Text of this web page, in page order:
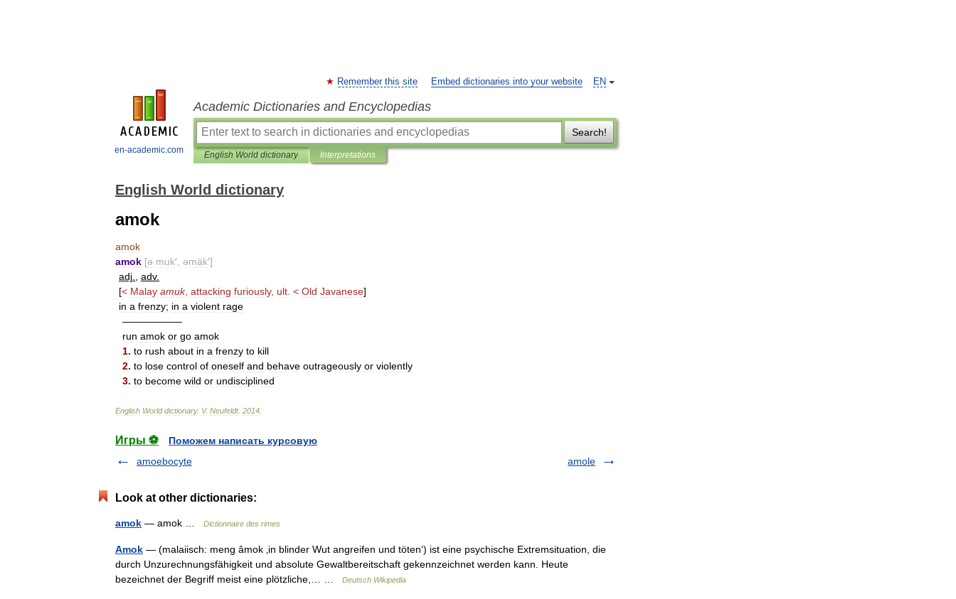
en-academic.com
EN
Remember this site Embed dictionaries into your website
Academic Dictionaries and Encyclopedias
Search!
English World dictionary Interpretations
English World dictionary
amok
amok
amok [ə muk′, əmäk′]
adj
adv.
[< Malay amuk, attacking furiously, ult . < Old Javanese]
in a frenzy; in a violent rage
——————
run amok or go amok
1. to rush about in a frenzy to kill
2. to lose control of oneself and behave outrageously or violently
3. to become wild or undisciplined
English World dictionary. V. Neufeldt. 2014
Игры ⚽
Поможем написать курсовую
amoebocyte
amole
Look at other dictionaries:
amok — amok … Dictionnaire des rimes
Amok — (malaiisch: meng âmok ‚in blinder Wut angreifen und töten‘) ist eine psychische Extremsituation, die
durch Unzurechnungsfähigkeit und absolute Gewaltbereitschaft gekennzeichnet werden kann. Heute
bezeichnet der Begriff meist eine plötzliche,… …
Deutsch Wikipedia